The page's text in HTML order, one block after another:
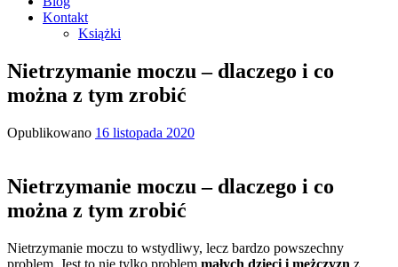
Kontakt
Książki
Nietrzymanie moczu – dlaczego i co
można z tym zrobić
Opublikowano 16 listopada 2020
Nietrzymanie moczu – dlaczego i co
można z tym zrobić
Nietrzymanie moczu to wstydliwy, lecz bardzo powszechny
problem. Jest to nie tylko problem małych dzieci i mężczyzn z